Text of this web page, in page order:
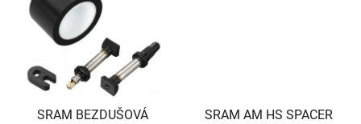
SRAM BEZDUŠOVÁ
SRAM AM HS SPACER